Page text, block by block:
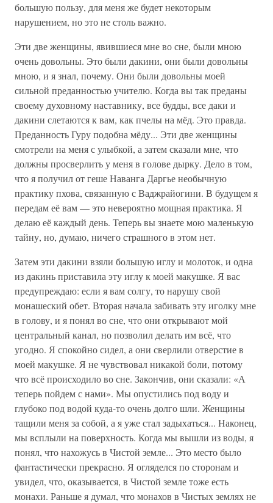
большую пользу, для меня же будет некоторым
нарушением, но это не столь важно.
Эти две женщины, явившиеся мне во сне, были мною
очень довольны. Это были дакини, они были довольны
мною, и я знал, почему. Они были довольны моей
сильной преданностью учителю. Когда вы так преданы
своему духовному наставнику, все будды, все даки и
дакини слетаются к вам, как пчелы на мёд. Это правда.
Преданность Гуру подобна мёду... Эти две женщины
смотрели на меня с улыбкой, а затем сказали мне, что
должны просверлить у меня в голове дырку. Дело в том,
что я получил от геше Наванга Даргье необычную
практику пхова, связанную с Ваджрайогини. В будущем я
передам её вам — это невероятно мощная практика. Я
делаю её каждый день. Теперь вы знаете мою маленькую
тайну, но, думаю, ничего страшного в этом нет.
Затем эти дакини взяли большую иглу и молоток, и одна
из дакинь приставила эту иглу к моей макушке. Я вас
предупреждаю: если я вам солгу, то нарушу свой
монашеский обет. Вторая начала забивать эту иголку мне
в голову, и я понял во сне, что они открывают мой
центральный канал, но позволил делать им всё, что
угодно. Я спокойно сидел, а они сверлили отверстие в
моей макушке. Я не чувствовал никакой боли, потому
что всё происходило во сне. Закончив, они сказали: «А
теперь пойдем с нами». Мы опустились под воду и
глубоко под водой куда-то очень долго шли. Женщины
тащили меня за собой, а я уже стал задыхаться... Наконец,
мы всплыли на поверхность. Когда мы вышли из воды, я
понял, что нахожусь в Чистой земле... Это место было
фантастически прекрасно. Я огляделся по сторонам и
увидел, что, оказывается, в Чистой земле тоже есть
монахи. Раньше я думал, что монахов в Чистых землях не